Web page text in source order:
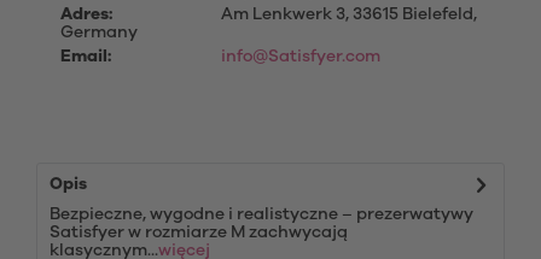
Adres:
Am Lenkwerk 3, 33615 Bielefeld,
Germany
Email:
info@Satisfyer.com
Opis
Bezpieczne, wygodne i realistyczne – prezerwatywy
Satisfyer w rozmiarze M zachwycają
klasycznym...więcej